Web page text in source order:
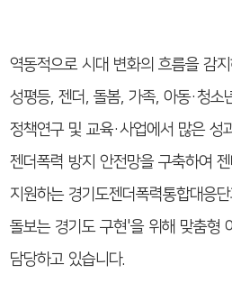
역동적으로 시대 변화의 흐름을 감
성평등, 젠더, 돌봄, 가족, 아동·청소
정책연구 및 교육·사업에서 많은 성
젠더폭력 방지 안전망을 구축하여
지원하는 경기도젠더폭력통합대응
돌보는 경기도 구현'을 위해 맞춤형
담당하고 있습니다.